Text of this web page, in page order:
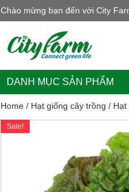
Chào mừng bạn đến với City
DANH MỤC SẢN PHẨM
Home / Hạt giống cây trồng / Hạt
Sale!